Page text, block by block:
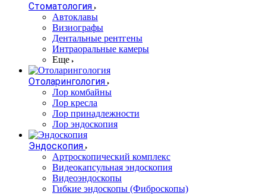
Стоматология
Автоклавы
Визиографы
Дентальные рентгены
Интраоральные камеры
Еще
Отоларингология
Лор комбайны
Лор кресла
Лор принадлежности
Лор эндоскопия
Эндоскопия
Артроскопический комплекс
Видеокапсульная эндоскопия
Видеоэндоскопы
Гибкие эндоскопы (Фиброcкопы)